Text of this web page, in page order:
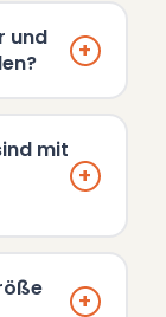
und
+
mit
+
+